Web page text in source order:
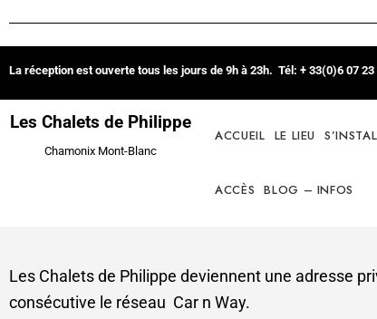
La réception est ouverte tous les jours de 9h à 23h. Tél: + 33(0)6 07
Les Chalets de Philippe
Chamonix Mont-Blanc
ACCUEIL LE LIEU
ACCÈS BLOG – INFOS
Les Chalets de Philippe deviennent une adresse
consécutive le réseau Car n Way.